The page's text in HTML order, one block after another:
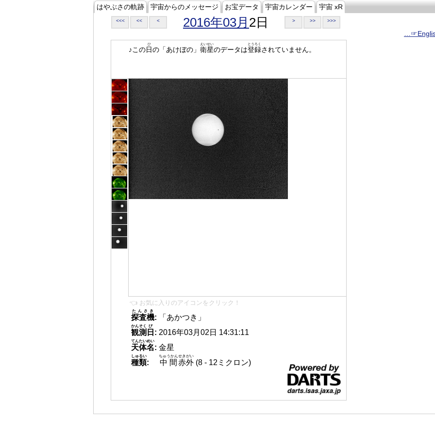
はやぶさの軌跡 宇宙からのメッセージ お宝データ 宇宙カレンダー 宇宙 xR
<<< << < 2016年03月 2日 > >> >>>
♪この日
ひ
の「あけぼの」 衛星
えいせい
のデータは登録
とうろく
されていません。
👈 お気に入りのアイコンをクリック！
探査機
たんさき
:
「あかつき」
観測
かんそく
日
び
: 2016年03月02日 14:31:11
天体名
てんたいめい
: 金星
種類
しゅるい
: 中間
ちゅうかん
赤外
せきがい
(8 - 12ミクロン)